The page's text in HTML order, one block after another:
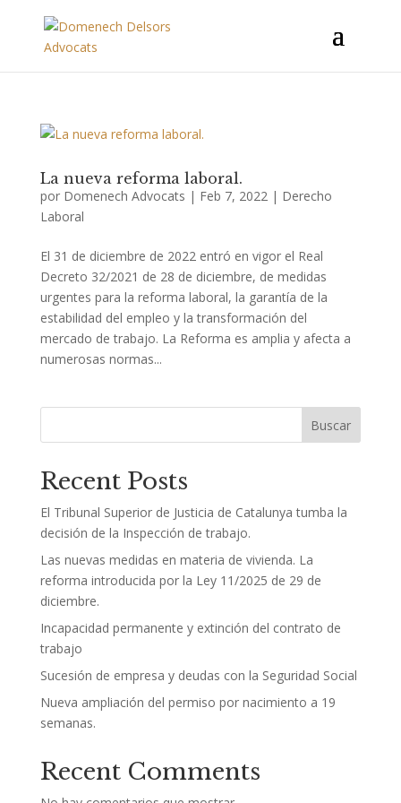
La nueva reforma laboral.
por Domenech Advocats | Feb 7, 2022| Derecho
Laboral
El 31 de diciembre de 2022 entró en vigor el Real
Decreto 32/2021 de 28 de diciembre, de medidas
urgentes para la reforma laboral, la garantía de la
estabilidad del empleo y la transformación del
mercado de trabajo. La Reforma es amplia y afecta a
numerosas normas...
Buscar
Recent Posts
El Tribunal Superior de Justicia de Catalunya tumba la
decisión de la Inspección de trabajo.
Las nuevas medidas en materia de vivienda. La
reforma introducida por la Ley 11/2025 de 29 de
diciembre.
Incapacidad permanente y extinción del contrato de
trabajo
Sucesión de empresa y deudas con la Seguridad Social
Nueva ampliación del permiso por nacimiento a 19
semanas.
Recent Comments